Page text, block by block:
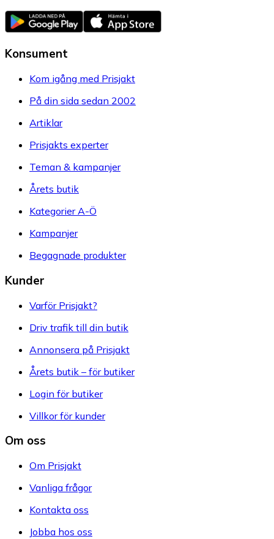
Konsument
Kom igång med Prisjakt
På din sida sedan 2002
Artiklar
Prisjakts experter
Teman & kampanjer
Årets butik
Kategorier A-Ö
Kampanjer
Begagnade produkter
Kunder
Varför Prisjakt?
Driv trafik till din butik
Annonsera på Prisjakt
Årets butik – för butiker
Login för butiker
Villkor för kunder
Om oss
Om Prisjakt
Vanliga frågor
Kontakta oss
Jobba hos oss